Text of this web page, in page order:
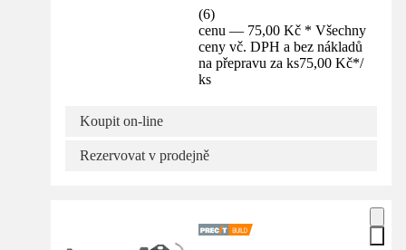
(6)
cenu — 75,00 Kč * Všechny
ceny vč. DPH a bez nákladů
na přepravu za ks75,00 Kč*/
ks
Koupit on-line
Rezervovat v prodejně